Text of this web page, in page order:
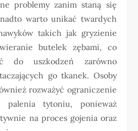
problemy zanim staną się
warto unikać twardych
takich jak gryzienie
butelek zębami, co
do uszkodzeń zarówno
go tkanek. Osoby
rozważyć ograniczenie
palenia tytoniu, ponieważ
na proces gojenia oraz